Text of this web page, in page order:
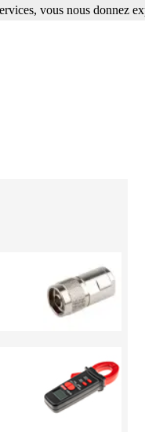
vous nous donnez